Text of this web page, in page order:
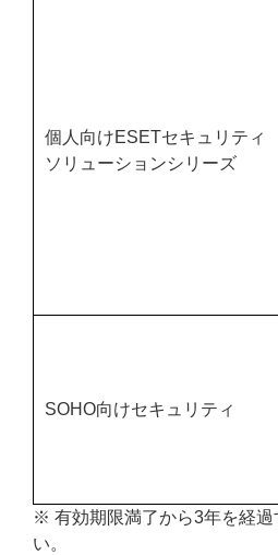
個人向けESETセキュリティ
ソリューションシリーズ
SOHO向けセキュリティ
※ 有効期限満了から3年を経
い。